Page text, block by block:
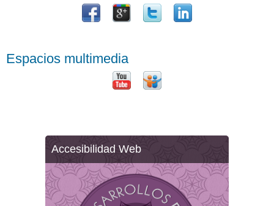
Espacios multimedia
Accesibilidad Web